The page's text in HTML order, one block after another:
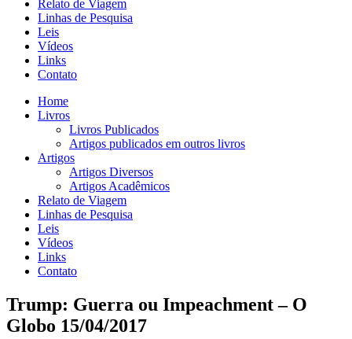
Relato de Viagem
Linhas de Pesquisa
Leis
Vídeos
Links
Contato
Home
Livros
Livros Publicados
Artigos publicados em outros livros
Artigos
Artigos Diversos
Artigos Acadêmicos
Relato de Viagem
Linhas de Pesquisa
Leis
Vídeos
Links
Contato
Trump: Guerra ou Impeachment – O
Globo 15/04/2017